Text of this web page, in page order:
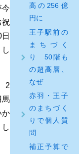
祝
2
馬
か
高の256億
円に
王子駅前の
まちづく
り 50階も
の超高層、
なぜ
赤羽・王子
のまちづく
りで個人質
問
補正予算で